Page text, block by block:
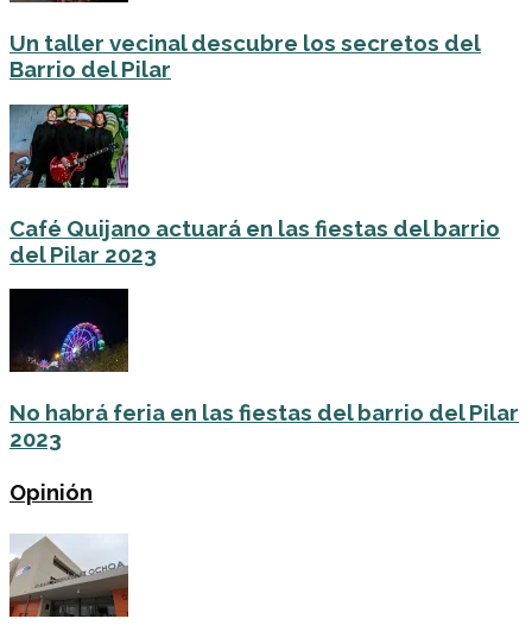
Un taller vecinal descubre los secretos del
Barrio del Pilar
Café Quijano actuará en las fiestas del barrio
del Pilar 2023
No habrá feria en las fiestas del barrio del Pilar
2023
Opinión